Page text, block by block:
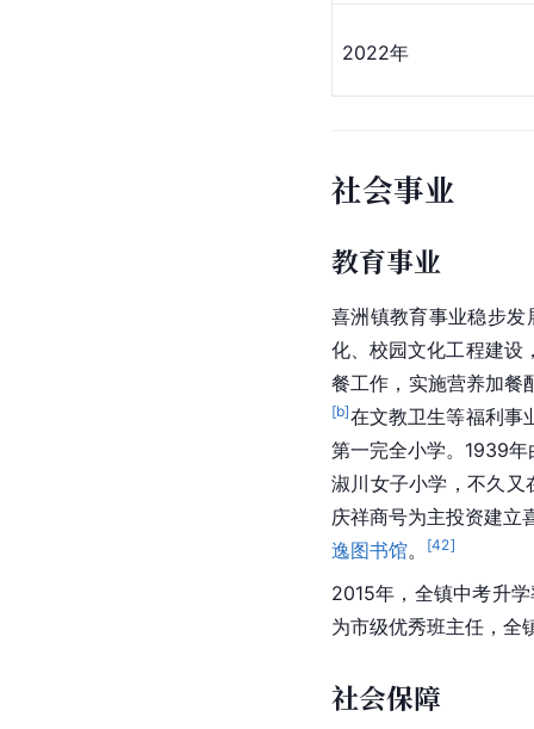
2022年
社会事业
教育事业
喜洲镇教育事业稳步
化、校园文化工程建设
餐工作，实施营养加餐
[b]在文教卫生等福利事
第一完全小学。1939年
淑川女子小学，不久
庆祥商号为主投资建立
逸图书馆。 [42]
2015年，全镇中考升
为市级优秀班主任，全
社会保障